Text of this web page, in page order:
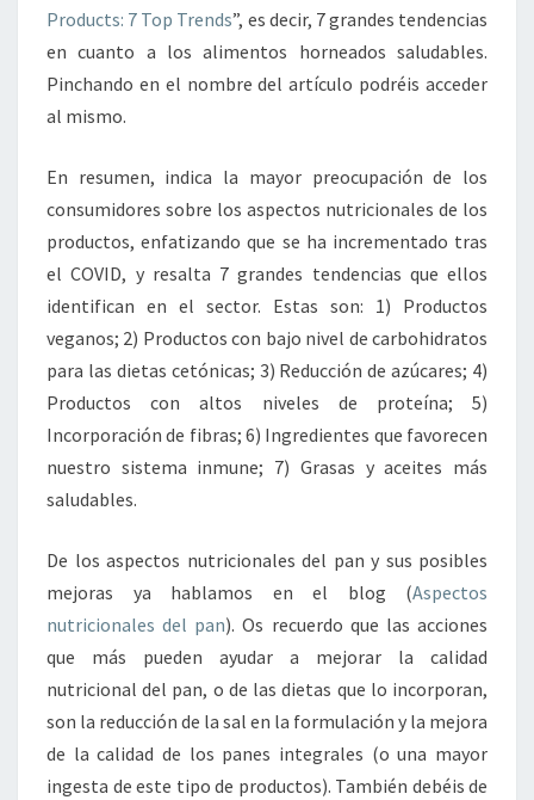
Products: 7 Top Trends”, es decir, 7 grandes tendencias
en cuanto a los alimentos horneados saludables.
Pinchando en el nombre del artículo podréis acceder
al mismo.
En resumen, indica la mayor preocupación de los
consumidores sobre los aspectos nutricionales de los
productos, enfatizando que se ha incrementado tras
el COVID, y resalta 7 grandes tendencias que ellos
identifican en el sector. Estas son: 1) Productos
veganos; 2) Productos con bajo nivel de carbohidratos
para las dietas cetónicas; 3) Reducción de azúcares; 4)
Productos con altos niveles de proteína; 5)
Incorporación de fibras; 6) Ingredientes que favorecen
nuestro sistema inmune; 7) Grasas y aceites más
saludables.
De los aspectos nutricionales del pan y sus posibles
mejoras ya hablamos en el blog (Aspectos
nutricionales del pan). Os recuerdo que las acciones
que más pueden ayudar a mejorar la calidad
nutricional del pan, o de las dietas que lo incorporan,
son la reducción de la sal en la formulación y la mejora
de la calidad de los panes integrales (o una mayor
ingesta de este tipo de productos). También debéis de